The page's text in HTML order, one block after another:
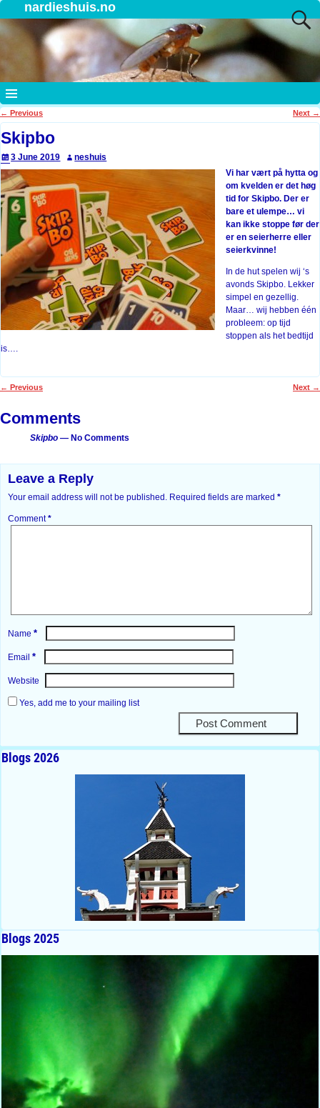
nardieshuis.no
Post navigation
← Previous Next →
Skipbo
3 June 2019
neshuis
Vi har vært på hytta og
om kvelden er det høg
tid for Skipbo. Der er
bare et ulempe… vi
kan ikke stoppe før der
er en seierherre eller
seierkvinne!
In de hut spelen wij ‘s
avonds Skipbo. Lekker
simpel en gezellig.
Maar… wij hebben één
probleem: op tijd
stoppen als het bedtijd
is….
← Previous Next →
Comments
Skipbo — No Comments
Leave a Reply
Your email address will not be published. Required fields are marked *
Comment*
Name *
Email *
Website
Yes, add me to your mailing list
Blogs 2026
Blogs 2025